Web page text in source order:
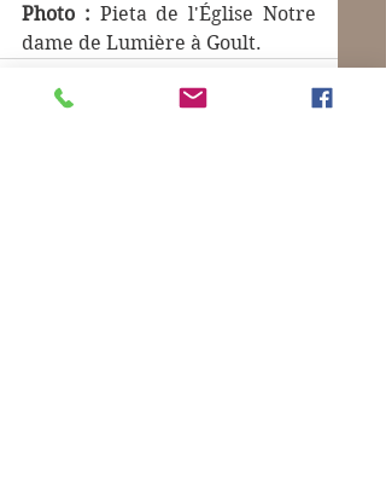
Photo : Pieta de l'Église Notre
dame de Lumière à Goult.